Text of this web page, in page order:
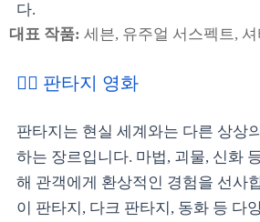
다.
대표 작품: 세븐, 유주얼 서스펙트,
🧙‍♀️ 판타지 영화
판타지는 현실 세계와는 다른 상상
하는 장르입니다. 마법, 괴물, 신화
해 관객에게 환상적인 경험을 선사
이 판타지, 다크 판타지, 동화 등 다